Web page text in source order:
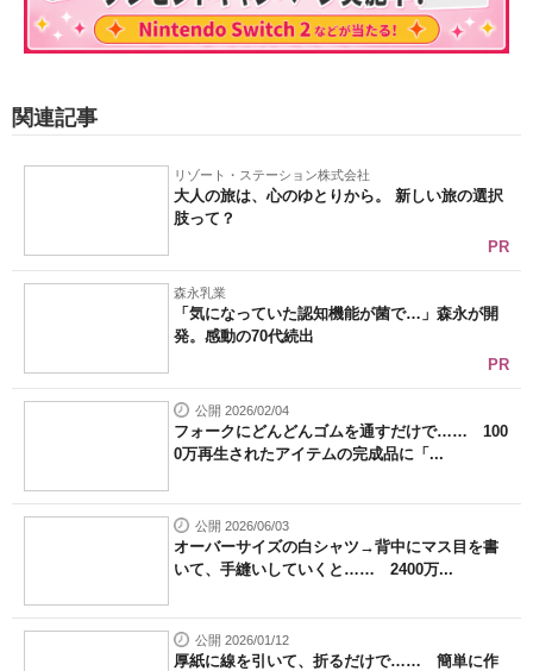
関連記事
リゾート・ステーション株式会社
大人の旅は、心のゆとりから。 新しい旅の選択
肢って？
PR
森永乳業
「気になっていた認知機能が菌で…」森永が開
発。感動の70代続出
PR
公開 2026/02/04
フォークにどんどんゴムを通すだけで…… 100
0万再生されたアイテムの完成品に「...
公開 2026/06/03
オーバーサイズの白シャツ→背中にマス目を書
いて、手縫いしていくと…… 2400万...
公開 2026/01/12
厚紙に線を引いて、折るだけで…… 簡単に作